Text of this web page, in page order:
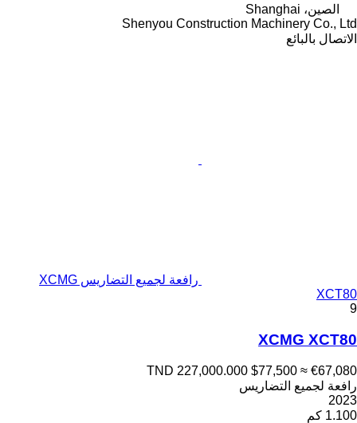
الصين، Shanghai
Shenyou Construction Machinery Co., Ltd
الاتصال بالبائع
رافعة لجميع التضاريس XCMG
XCT80
9
XCMG XCT80
TND 227,000.000 $77,500 ≈ €67,080
رافعة لجميع التضاريس
2023
1.100 كم